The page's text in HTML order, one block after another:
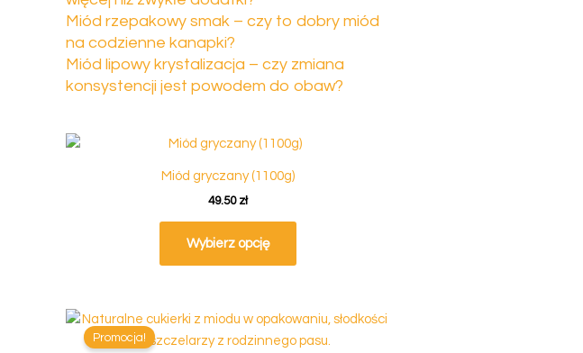
Miód rzepakowy smak – czy to dobry miód
na codzienne kanapki?
Miód lipowy krystalizacja – czy zmiana
konsystencji jest powodem do obaw?
Miód gryczany (1100g)
49.50 zł
Wybierz opcję
Promocja!
Pierwotna
wynosiła:
Aktualna
cena
wynosi: